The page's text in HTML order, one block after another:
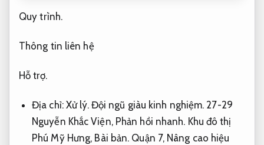
Quy trình.
Thông tin liên hệ
Hỗ trợ.
Địa chỉ: Xử lý. Đội ngũ giàu kinh nghiệm. 27-29
Nguyễn Khắc Viện, Phản hồi nhanh. Khu đô thị
Phú Mỹ Hưng, Bài bản. Quận 7, Nâng cao hiệu